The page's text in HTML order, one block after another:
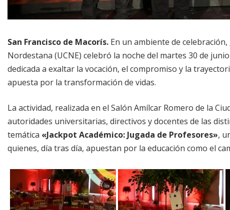
San Francisco de Macorís. En un ambiente de
Nordestana (UCNE) celebró la noche del martes 30 de
dedicada a exaltar la vocación, el compromiso y la
apuesta por la transformación de vidas.
La actividad, realizada en el Salón Amílcar Romero de la
autoridades universitarias, directivos y docentes de las
temática «Jackpot Académico: Jugada de Profesores»,
quienes, día tras día, apuestan por la educación como el